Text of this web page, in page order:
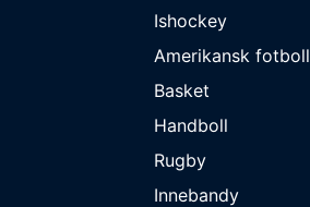
Ishockey
Amerikansk fotboll
Basket
Handboll
Rugby
Innebandy